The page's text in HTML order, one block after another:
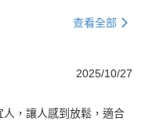
查看全部
2025/10/27
，讓人感到放鬆，適合